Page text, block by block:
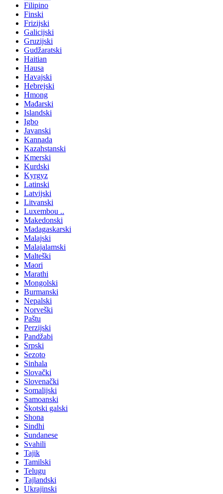
Filipino
Finski
Frizijski
Galicijski
Gruzijski
Gudžaratski
Haitian
Hausa
Havajski
Hebrejski
Hmong
Mađarski
Islandski
Igbo
Javanski
Kannada
Kazahstanski
Kmerski
Kurdski
Kyrgyz
Latinski
Latvijski
Litvanski
Luxembou ..
Makedonski
Madagaskarski
Malajski
Malajalamski
Malteški
Maori
Marathi
Mongolski
Burmanski
Nepalski
Norveški
Paštu
Perzijski
Pandžabi
Srpski
Sezoto
Sinhala
Slovački
Slovenački
Somalijski
Samoanski
Škotski galski
Shona
Sindhi
Sundanese
Svahili
Tajik
Tamilski
Telugu
Tajlandski
Ukrajinski